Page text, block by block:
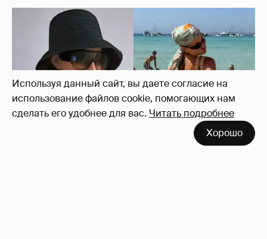
Используя данный сайт, вы даете согласие на
использование файлов cookie, помогающих нам
сделать его удобнее для вас. Читать подробнее
Хорошо